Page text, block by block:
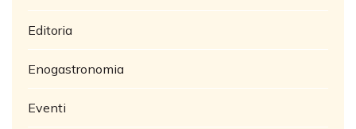
Editoria
Enogastronomia
Eventi